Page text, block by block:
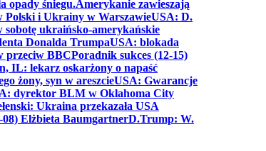
opady śniegu.Amerykanie zawieszają
Polski i Ukrainy w WarszawieUSA: D.
ukraińsko-amerykańskie
Donalda TrumpaUSA: blokada
przeciw BBCPoradnik sukces (12-15)
IL: lekarz oskarżony o napaść
żony, syn w areszcieUSA: Gwarancje
dyrektor BLM w Oklahoma City
Ukraina przekazała USA
08) Elżbieta BaumgartnerD.Trump: W.